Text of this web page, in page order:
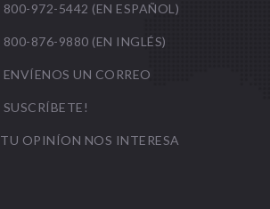
800-972-5442 (EN ESPAÑOL)
800-876-9880 (EN INGLÉS)
ENVÍENOS UN CORREO
SUSCRÍBETE!
TU OPINÍON NOS INTERESA